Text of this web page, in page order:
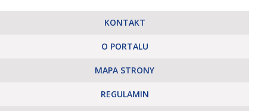
KONTAKT
O PORTALU
MAPA STRONY
REGULAMIN